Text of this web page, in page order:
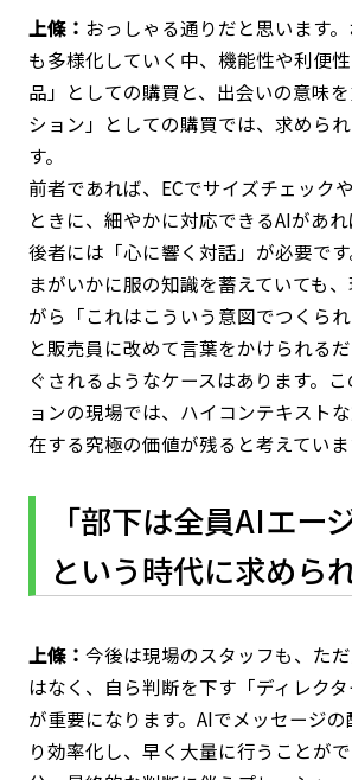
上條： おっしゃる通りだと思います
も多様化していく中、機能性や利便
品」としての購買と、出会いの意味
ション」としての購買では、求めら
す。
前者であれば、ECでサイズチェック
ときに、細やかに対応できるAIがあれ
後者には「心に響く対話」が必要で
まがいかに服の知識を蓄えていても
がら「これはこういう意図でつくられ
と販売員に改めて言葉をかけられる
ぐされるようなケースはあります。
ョンの現場では、ハイコンテキスト
在する究極の価値が残ると考えていま
「部下は全員AIエー
という時代に求めら
上條： 今後は現場のスタッフも、た
はなく、自ら判断を下す「ディレク
が重要になります。AIでメッセージ
り効率化し、早く大量に行うことが